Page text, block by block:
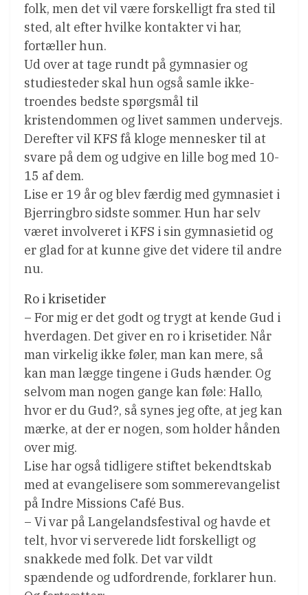
folk, men det vil være forskelligt fra sted til
sted, alt efter hvilke kontakter vi har,
fortæller hun.
Ud over at tage rundt på gymnasier og
studiesteder skal hun også samle ikke-
troendes bedste spørgsmål til
kristendommen og livet sammen undervejs.
Derefter vil KFS få kloge mennesker til at
svare på dem og udgive en lille bog med 10-
15 af dem.
Lise er 19 år og blev færdig med gymnasiet i
Bjerringbro sidste sommer. Hun har selv
været involveret i KFS i sin gymnasietid og
er glad for at kunne give det videre til andre
nu.
Ro i krisetider
– For mig er det godt og trygt at kende Gud i
hverdagen. Det giver en ro i krisetider. Når
man virkelig ikke føler, man kan mere, så
kan man lægge tingene i Guds hænder. Og
selvom man nogen gange kan føle: Hallo,
hvor er du Gud?, så synes jeg ofte, at jeg kan
mærke, at der er nogen, som holder hånden
over mig.
Lise har også tidligere stiftet bekendtskab
med at evangelisere som sommerevangelist
på Indre Missions Café Bus.
– Vi var på Langelandsfestival og havde et
telt, hvor vi serverede lidt forskelligt og
snakkede med folk. Det var vildt
spændende og udfordrende, forklarer hun.